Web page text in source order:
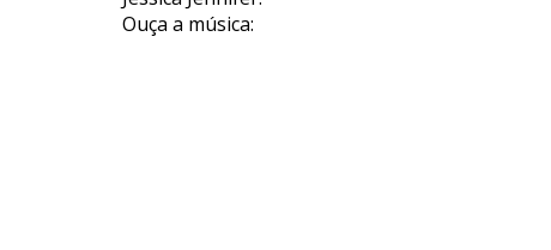
Ouça a música: